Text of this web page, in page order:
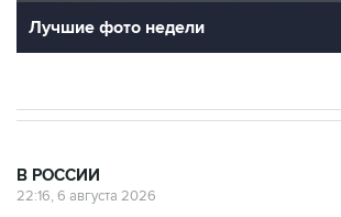
Лучшие фото недели
В РОССИИ
22:16, 6 августа 2026